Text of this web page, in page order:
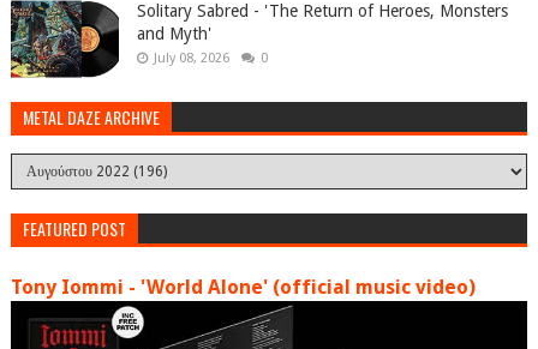
Solitary Sabred - 'The Return of Heroes, Monsters
and Myth'
July 08, 2026 0
METAL DAZE ARCHIVE
FEATURED POST
Tony Iommi - 'World Alone' (official music video)